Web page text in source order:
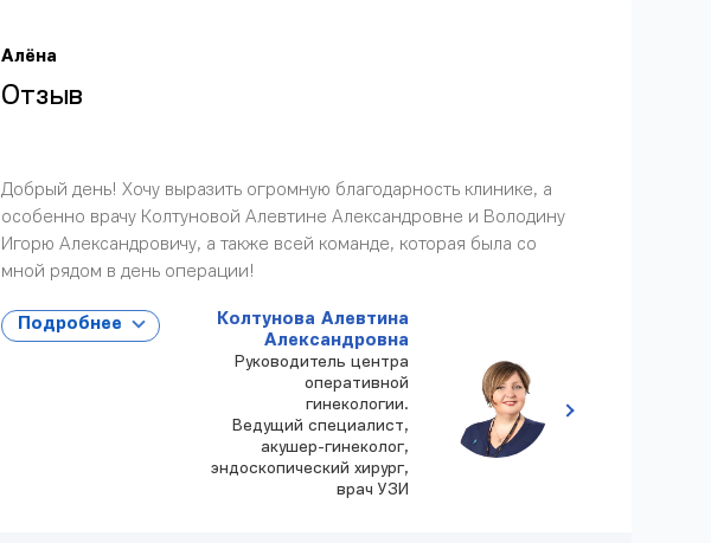
Алёна
Отзыв
Добрый день! Хочу выразить огромную благодарность клинике, а
особенно врачу Колтуновой Алевтине Александровне и Володину
Игорю Александровичу, а также всей команде, которая была со
мной рядом в день операции!
Подробнее
Колтунова Алевтина
Александровна
Руководитель центра
оперативной
гинекологии.
Ведущий специалист,
акушер-гинеколог,
эндоскопический хирург,
врач УЗИ